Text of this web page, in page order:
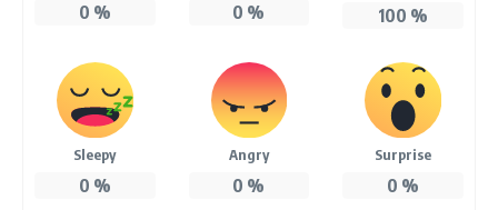
0 % 0 % 100 %
Sleepy
0 %
Angry
0 %
Surprise
0 %